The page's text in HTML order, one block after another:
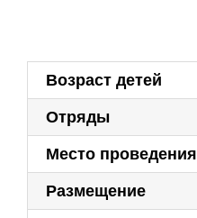
Возраст детей
Отряды
Место проведения
Размещение